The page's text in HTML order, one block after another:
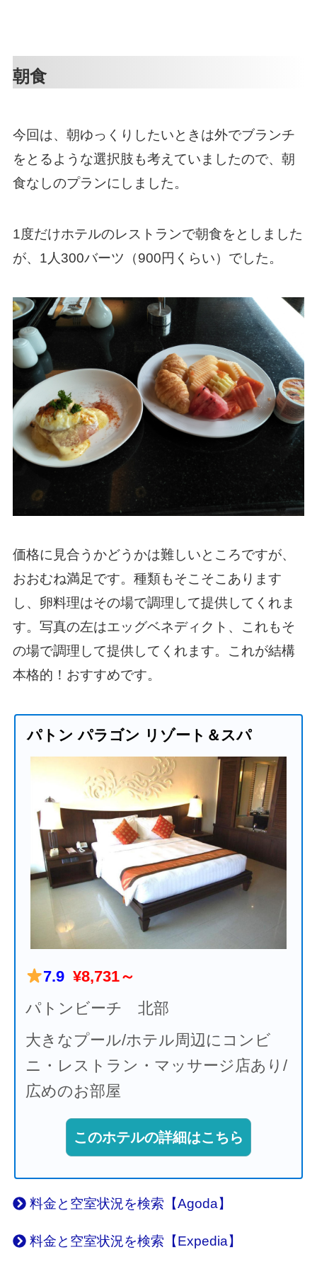
朝食
今回は、朝ゆっくりしたいときは外でブランチ
をとるような選択肢も考えていましたので、朝
食なしのプランにしました。
1度だけホテルのレストランで朝食をとしました
が、1人300バーツ（900円くらい）でした。
価格に見合うかどうかは難しいところですが、
おおむね満足です。種類もそこそこあります
し、卵料理はその場で調理して提供してくれま
す。写真の左はエッグベネディクト、これもそ
の場で調理して提供してくれます。これが結構
本格的！おすすめです。
パトン パラゴン リゾート＆スパ
7.9 ¥8,731～
パトンビーチ 北部
大きなプール/ホテル周辺にコンビ
ニ・レストラン・マッサージ店あり/
広めのお部屋
このホテルの詳細はこちら
料金と空室状況を検索【Agoda】
料金と空室状況を検索【Expedia】